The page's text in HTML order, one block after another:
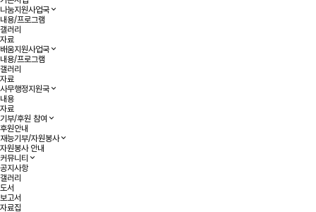
나눔지원사업국
내용/프로그램
갤러리
자료
배움지원사업국
내용/프로그램
갤러리
자료
사무행정지원국
내용
자료
기부/후원 참여
후원안내
재능기부/자원봉사
자원봉사 안내
커뮤니티
공지사항
갤러리
도서
보고서
자료집